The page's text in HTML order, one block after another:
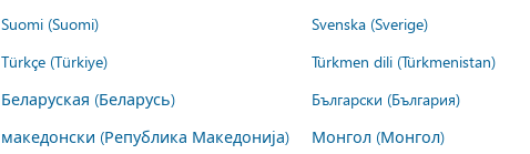
Suomi (Suomi) Svenska (Sverige)
Türkçe (Türkiye) Türkmen dili (Türkmenistan)
Беларуская (Беларусь) Български (България)
македонски (Република Македонија) Монгол (Монгол)